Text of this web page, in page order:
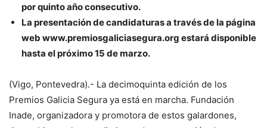
por quinto año consecutivo.
La presentación de candidaturas a través de la página
web www.premiosgaliciasegura.org estará disponible
hasta el próximo 15 de marzo.
(Vigo, Pontevedra).- La decimoquinta edición de los
Premios Galicia Segura ya está en marcha. Fundación
Inade, organizadora y promotora de estos galardones,